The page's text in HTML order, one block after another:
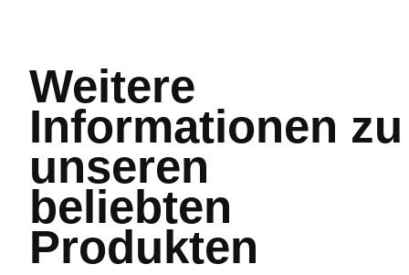
Weitere
Informationen zu
unseren
beliebten
Produkten